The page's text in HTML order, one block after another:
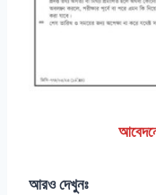
আরও দেখুনঃ